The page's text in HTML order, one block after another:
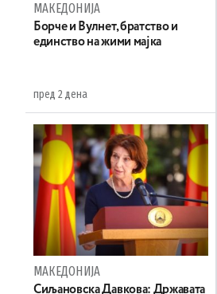
МАКЕДОНИЈА
Борче и Вулнет, братство и
единство на жими мајка
пред 2 дена
МАКЕДОНИЈА
Сиљановска Давкова: Државата